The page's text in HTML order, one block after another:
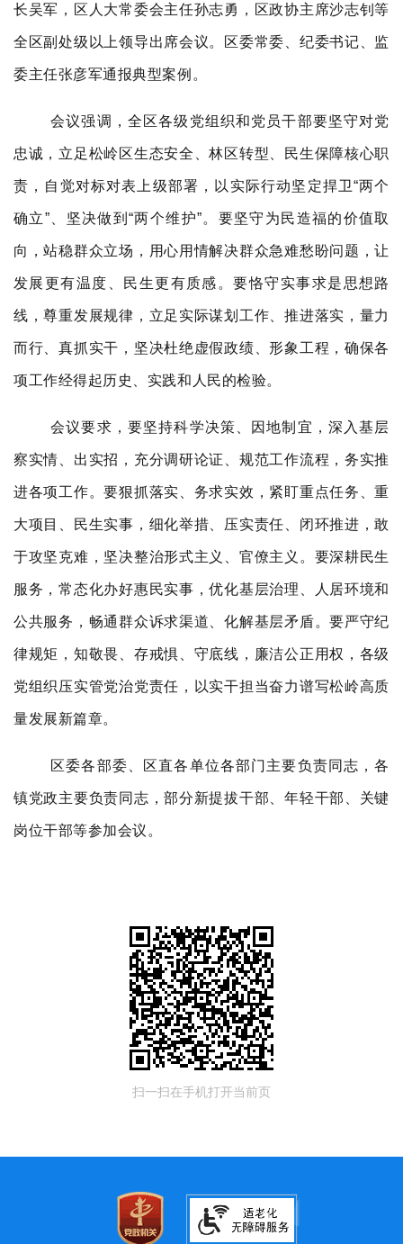
长吴军，区人大常委会主任孙志勇，区政协主席沙志钊等
全区副处级以上领导出席会议。区委常委、纪委书记、监
委主任张彦军通报典型案例。
会议强调，全区各级党组织和党员干部要坚守对党
忠诚，立足松岭区生态安全、林区转型、民生保障核心职
责，自觉对标对表上级部署，以实际行动坚定捍卫“两个
确立”、坚决做到“两个维护”。要坚守为民造福的价值取
向，站稳群众立场，用心用情解决群众急难愁盼问题，让
发展更有温度、民生更有质感。要恪守实事求是思想路
线，尊重发展规律，立足实际谋划工作、推进落实，量力
而行、真抓实干，坚决杜绝虚假政绩、形象工程，确保各
项工作经得起历史、实践和人民的检验。
会议要求，要坚持科学决策、因地制宜，深入基层
察实情、出实招，充分调研论证、规范工作流程，务实推
进各项工作。要狠抓落实、务求实效，紧盯重点任务、重
大项目、民生实事，细化举措、压实责任、闭环推进，敢
于攻坚克难，坚决整治形式主义、官僚主义。要深耕民生
服务，常态化办好惠民实事，优化基层治理、人居环境和
公共服务，畅通群众诉求渠道、化解基层矛盾。要严守纪
律规矩，知敬畏、存戒惧、守底线，廉洁公正用权，各级
党组织压实管党治党责任，以实干担当奋力谱写松岭高质
量发展新篇章。
区委各部委、区直各单位各部门主要负责同志，各
镇党政主要负责同志，部分新提拔干部、年轻干部、关键
岗位干部等参加会议。
扫一扫在手机打开当前页